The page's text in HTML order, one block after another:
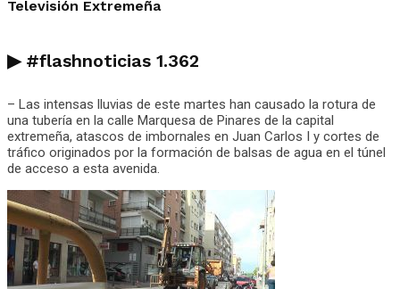
Televisión Extremeña
▶ #flashnoticias 1.362
– Las intensas lluvias de este martes han causado la rotura de
una tubería en la calle Marquesa de Pinares de la capital
extremeña, atascos de imbornales en Juan Carlos I y cortes de
tráfico originados por la formación de balsas de agua en el túnel
de acceso a esta avenida.